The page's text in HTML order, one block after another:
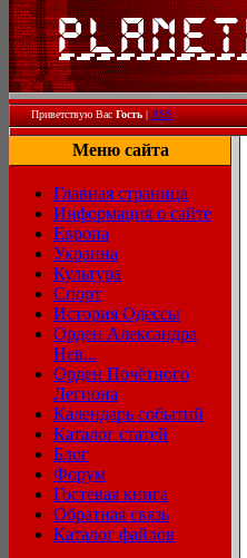
Приветствую Вас Гость|RSS
Меню сайта
Главная страница
Информация о сайте
Европа
Украина
Культура
Спорт
История Одессы
Орден Александра
Нев...
Орден Почётного
Легиона
Календарь событий
Каталог статей
Блог
Форум
Гостевая книга
Обратная связь
Каталог файлов